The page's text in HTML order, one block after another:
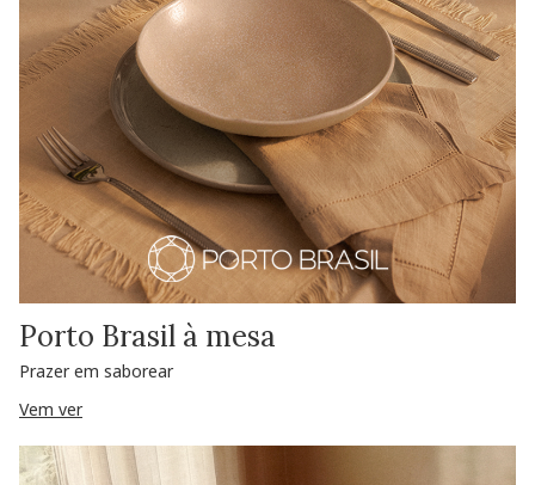
Porto Brasil à mesa
Prazer em saborear
Vem ver